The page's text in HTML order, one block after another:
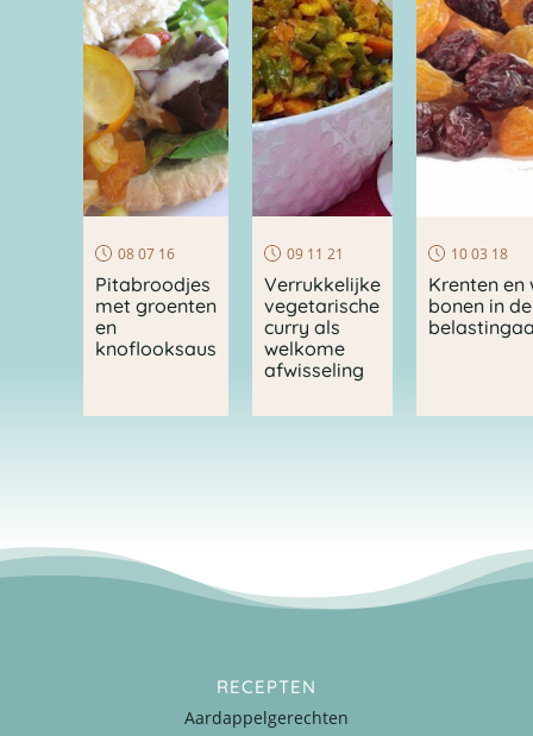
08 07 16
Pitabroodjes
met groenten
en
knoflooksaus
09 11 21
Verrukkelijke
vegetarische
curry als
welkome
afwisseling
10 03 18
Krenten en
bonen in de
RECEPTEN
Aardappelgerechten